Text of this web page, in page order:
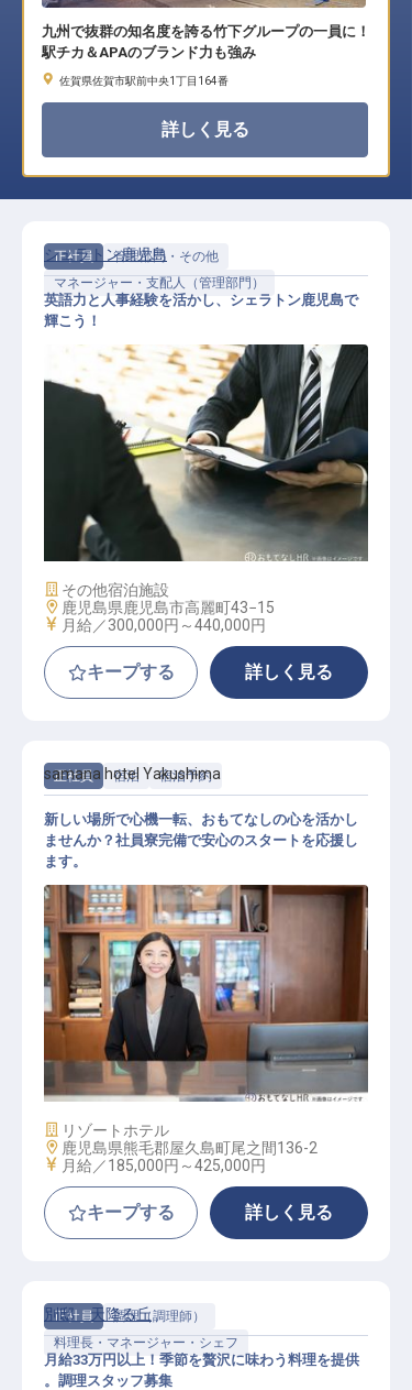
九州で抜群の知名度を誇る竹下グループの一員に！
駅チカ＆APAのブランド力も強み
佐賀県佐賀市駅前中央1丁目164番
詳しく見る
正社員
管理部門・その他
マネージャー・支配人（管理部門）
人事マネージャー
シェラトン鹿児島
英語力と人事経験を活かし、シェラトン鹿児島で
輝こう！
施設業態
その他宿泊施設
勤務地
鹿児島県鹿児島市高麗町43−15
給与
月給／300,000円～440,000円
キープする 詳しく見る
正社員 宿泊 宿泊予約
宿泊予約
samana hotel Yakushima
新しい場所で心機一転、おもてなしの心を活かし
ませんか？社員寮完備で安心のスタートを応援し
ます。
施設業態
リゾートホテル
勤務地
鹿児島県熊毛郡屋久島町尾之間136-2
給与
月給／185,000円～425,000円
キープする 詳しく見る
正社員
調理（調理師）
料理長・マネージャー・シェフ
別邸 天降る丘
月給33万円以上！季節を贅沢に味わう料理を提供
。調理スタッフ募集